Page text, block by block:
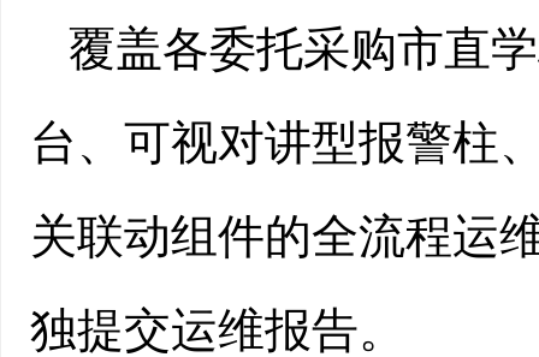
覆盖各委托采购市直
台、可视对讲型报警柱
关联动组件的全流程运
独提交运维报告。